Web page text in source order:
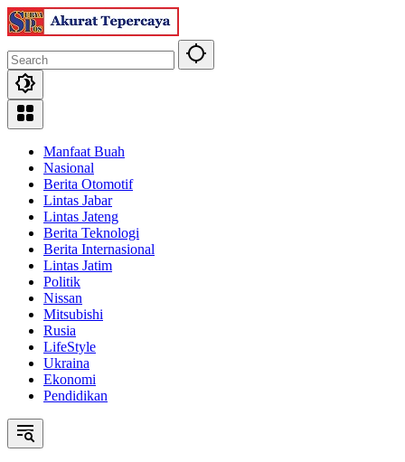
Skip
to
Manfaat Buah
Nasional
Berita Otomotif
Lintas Jabar
Lintas Jateng
Berita Teknologi
Berita Internasional
Lintas Jatim
Politik
Nissan
Mitsubishi
Rusia
LifeStyle
Ukraina
Ekonomi
Pendidikan